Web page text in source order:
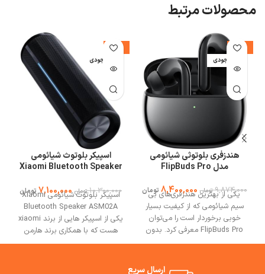
محصولات مرتبط
-15%
اتمام موجودی
هندزفری بلوتوثی شیائومی
مدل FlipBuds Pro
9,874,000 تومان 8,400,000 تومان
یکی از بهترین هندزفری‌های بی
سیم شیائومی که از کیفیت بسیار
خوبی برخوردار است را می‌توان
FlipBuds Pro معرفی کرد. بدون
تردید می‌توان این هندزفری بیسیم
جدی برای محصولات مشابه شرکت
-31%
اتمام موجودی
اسپیکر بلوتوث شیائومی
Xiaomi Bluetooth Speaker
10,300,000 تومان 7,100,000تومان
اسپیکر بلوتوث شیائومی Xiaomi
Bluetooth Speaker ASM02A
یکی از اسپیکر هایی از برند xiaomi
هست که با همکاری برند هارمن
تهیه و توزیع شده است در ادامه به
ارسال سریع